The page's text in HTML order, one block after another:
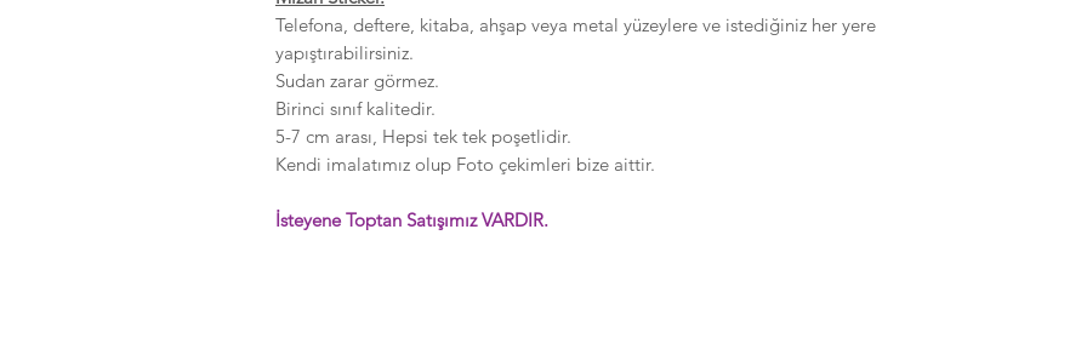
Telefona, deftere, kitaba, ahşap veya metal yüzeylere ve istediğiniz her yere
yapıştırabilirsiniz.
Sudan zarar görmez.
Birinci sınıf kalitedir.
5-7 cm arası, Hepsi tek tek poşetlidir.
Kendi imalatımız olup Foto çekimleri bize aittir.
İsteyene Toptan Satışımız VARDIR.